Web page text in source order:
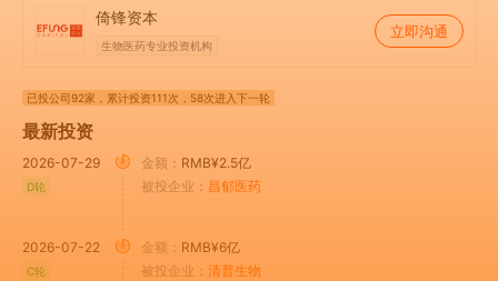
倚锋资本
生物医药专业投资机构
立即沟通
已投公司92家 ，累计投资111次 ，58次进入下一轮
最新投资
2026-07-29
D轮
金额： RMB¥2.5亿
被投企业： 昌郁医药
2026-07-22
C轮
金额： RMB¥6亿
被投企业： 清普生物